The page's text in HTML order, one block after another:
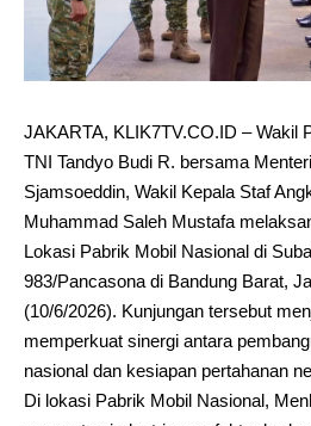
JAKARTA, KLIK7TV.CO.ID – Wakil
TNI Tandyo Budi R. bersama
Sjamsoeddin, Wakil Kepala Staf
Muhammad Saleh Mustafa
Lokasi Pabrik Mobil Nasional di
983/Pancasona di Bandung Barat,
(10/6/2026). Kunjungan tersebut
memperkuat sinergi antara
nasional dan kesiapan pertahanan
Di lokasi Pabrik Mobil Nasional,